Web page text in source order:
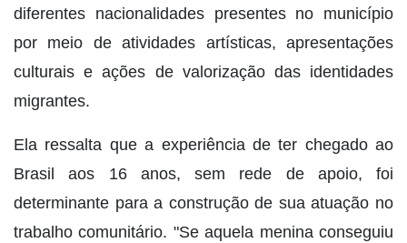
diferentes nacionalidades presentes no município
por meio de atividades artísticas, apresentações
culturais e ações de valorização das identidades
migrantes.
Ela ressalta que a experiência de ter chegado ao
Brasil aos 16 anos, sem rede de apoio, foi
determinante para a construção de sua atuação no
trabalho comunitário. "Se aquela menina conseguiu